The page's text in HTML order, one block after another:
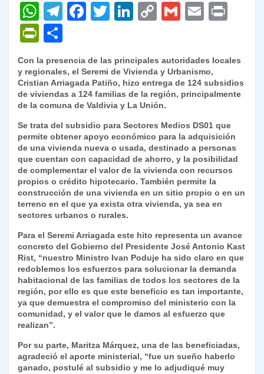
W
h
at
s
A
p
p
T
gr
a
m
F
e
b
o
o
k
T
er
Li
e
dI
n
C
y
Li
n
k
G
l
E
l
P
nt
Fr
ie
n
dl
y
m
p
ar
tir
Con la presencia de las principales autoridades locales
y regionales, el Seremi de Vivienda y Urbanismo,
Cristian Arriagada Patiño, hizo entrega de 124 subsidios
de viviendas a 124 familias de la región, principalmente
de la comuna de Valdivia y La Unión.
Se trata del subsidio para Sectores Medios DS01 que
permite obtener apoyo económico para la adquisición
de una vivienda nueva o usada, destinado a personas
que cuentan con capacidad de ahorro, y la posibilidad
de complementar el valor de la vivienda con recursos
propios o crédito hipotecario. También permite la
construcción de una vivienda en un sitio propio o en un
terreno en el que ya exista otra vivienda, ya sea en
sectores urbanos o rurales.
Para el Seremi Arriagada este hito representa un avance
concreto del Gobierno del Presidente José Antonio Kast
Rist, “nuestro Ministro Ivan Poduje ha sido claro en que
redoblemos los esfuerzos para solucionar la demanda
habitacional de las familias de todos los sectores de la
región, por ello es que este beneficio es tan importante,
ya que demuestra el compromiso del ministerio con la
comunidad, y el valor que le damos al esfuerzo que
realizan”.
Por su parte, Maritza Márquez, una de las beneficiadas,
agradeció el aporte ministerial, “fue un sueño haberlo
ganado, postulé al subsidio y me lo adjudiqué muy